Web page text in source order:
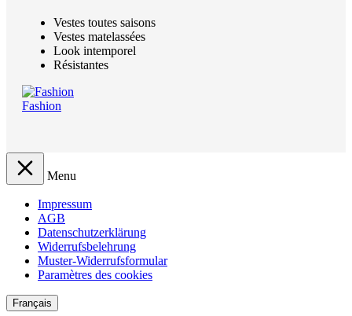
Vestes toutes saisons
Vestes matelassées
Look intemporel
Résistantes
Fashion
Menu
Impressum
AGB
Datenschutzerklärung
Widerrufsbelehrung
Muster-Widerrufsformular
Paramètres des cookies
Français